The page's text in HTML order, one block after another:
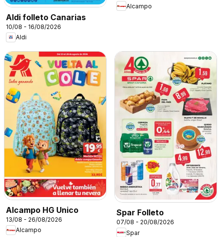
Aldi folleto Canarias
10/08 - 16/08/2026
Aldi
Alcampo
Alcampo HG Unico
13/08 - 26/08/2026
Alcampo
Spar Folleto
07/08 - 20/08/2026
Spar